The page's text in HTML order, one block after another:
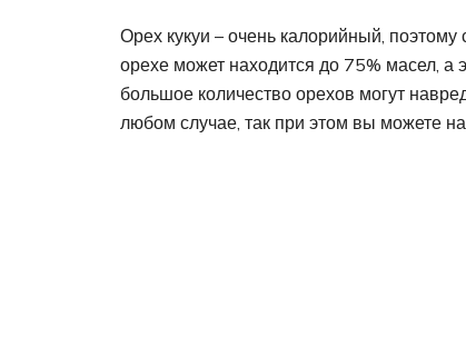
Орех кукуи – очень калорийный,
орехе может находится до 75% масел,
большое количество орехов могут
любом случае, так при этом вы можете